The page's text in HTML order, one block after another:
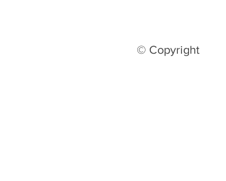
© Copyright